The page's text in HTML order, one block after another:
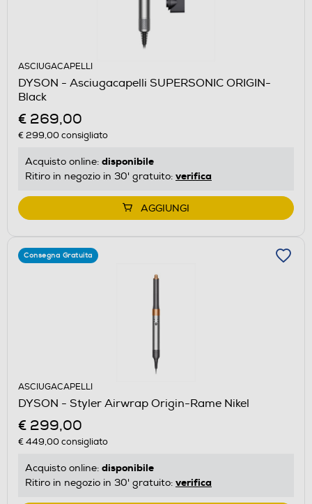
ASCIUGACAPELLI
DYSON - Asciugacapelli SUPERSONIC ORIGIN-
Black
€ 269,00
€ 299,00consigliato
Acquisto online: disponibile
Ritiro in negozio in 30' gratuito: verifica
AGGIUNGI
Consegna Gratuita
ASCIUGACAPELLI
DYSON - Styler Airwrap Origin-Rame Nikel
€ 299,00
€ 449,00consigliato
Acquisto online: disponibile
Ritiro in negozio in 30' gratuito: verifica